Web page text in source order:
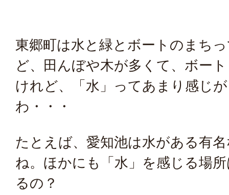
東郷町は水と緑とボートのまち
ど、田んぼや木が多くて、ボー
けれど、「水」ってあまり感じ
わ・・・
たとえば、愛知池は水がある有
ね。ほかにも「水」を感じる場
るの？